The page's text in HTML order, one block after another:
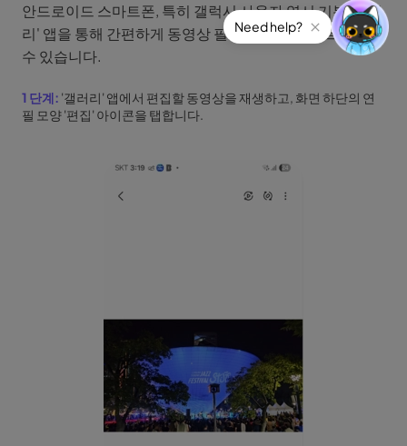
안드로이드 스마트폰, 특히 갤럭시 사용자 역시 기본 '갤러
리' 앱을 통해 간편하게 동영상 필요 없는 부분 자르기를 할
수 있습니다.
1 단계: '갤러리' 앱에서 편집할 동영상을 재생하고, 화면 하단의 연
필 모양 '편집' 아이콘을 탭합니다.
Need help?